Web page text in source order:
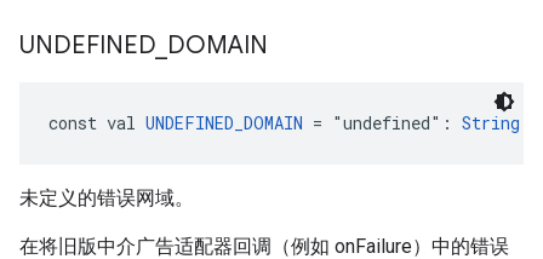
UNDEFINED DOMAIN
const val UNDEFINED_DOMAIN = "undefined": String
未定义的错误网域。
在将旧版中介广告适配器回调（例如 onFailure）中的错误